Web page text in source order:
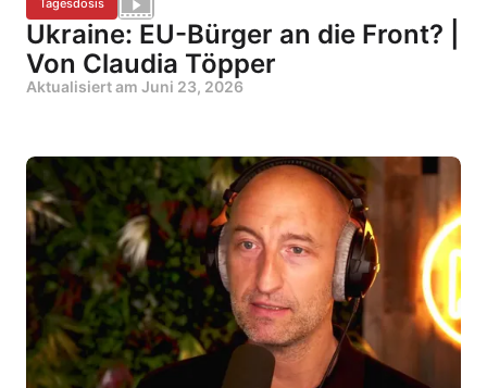
Tagesdosis
Ukraine: EU-Bürger an die Front? |
Von Claudia Töpper
Aktualisiert am Juni 23, 2026